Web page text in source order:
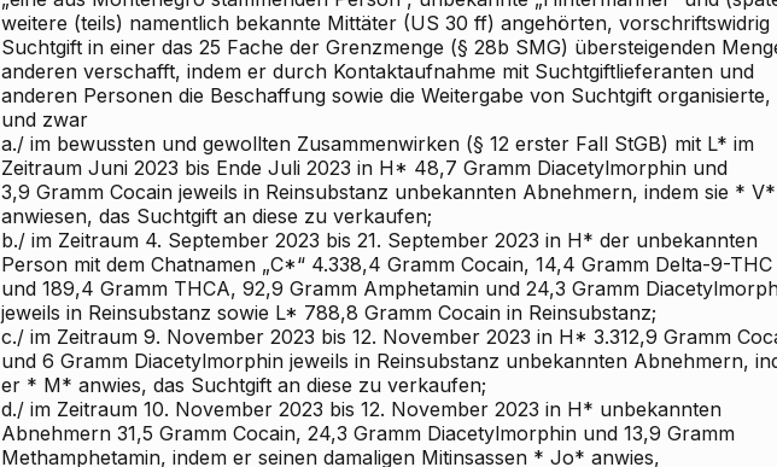
weitere (teils) namentlich bekannte Mittäter (US 30 ff) angehörten, vorschriftswidrig
Suchtgift in einer das 25 Fache der Grenzmenge (§ 28b SMG) übersteigenden
anderen verschafft, indem er durch Kontaktaufnahme mit Suchtgiftlieferanten und
anderen Personen die Beschaffung sowie die Weitergabe von Suchtgift organisierte,
und zwar
a./ im bewussten und gewollten Zusammenwirken (§ 12 erster Fall StGB) mit L* im
Zeitraum Juni 2023 bis Ende Juli 2023 in H* 48,7 Gramm Diacetylmorphin und
3,9 Gramm Cocain jeweils in Reinsubstanz unbekannten Abnehmern, indem sie * V*
anwiesen, das Suchtgift an diese zu verkaufen;
b./ im Zeitraum 4. September 2023 bis 21. September 2023 in H* der unbekannten
Person mit dem Chatnamen „C*“ 4.338,4 Gramm Cocain, 14,4 Gramm Delta-9-THC
und 189,4 Gramm THCA, 92,9 Gramm Amphetamin und 24,3 Gramm
jeweils in Reinsubstanz sowie L* 788,8 Gramm Cocain in Reinsubstanz;
c./ im Zeitraum 9. November 2023 bis 12. November 2023 in H* 3.312,9 Gramm
und 6 Gramm Diacetylmorphin jeweils in Reinsubstanz unbekannten Abnehmern,
er * M* anwies, das Suchtgift an diese zu verkaufen;
d./ im Zeitraum 10. November 2023 bis 12. November 2023 in H* unbekannten
Abnehmern 31,5 Gramm Cocain, 24,3 Gramm Diacetylmorphin und 13,9 Gramm
Methamphetamin, indem er seinen damaligen Mitinsassen * Jo* anwies,